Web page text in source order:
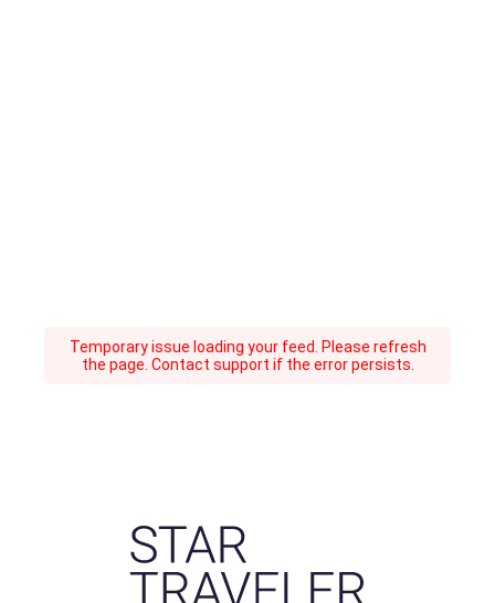
Temporary issue loading your feed. Please refresh
the page. Contact support if the error persists.